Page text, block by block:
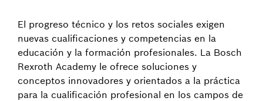
El progreso técnico y los retos sociales exigen
nuevas cualificaciones y competencias en la
educación y la formación profesionales. La Bosch
Rexroth Academy le ofrece soluciones y
conceptos innovadores y orientados a la práctica
para la cualificación profesional en los campos de